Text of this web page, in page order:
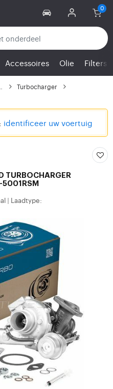
Accessoires Olie Filters
Turbocharger
identificeer uw voertuig
TURBOCHARGER
Laadtype: